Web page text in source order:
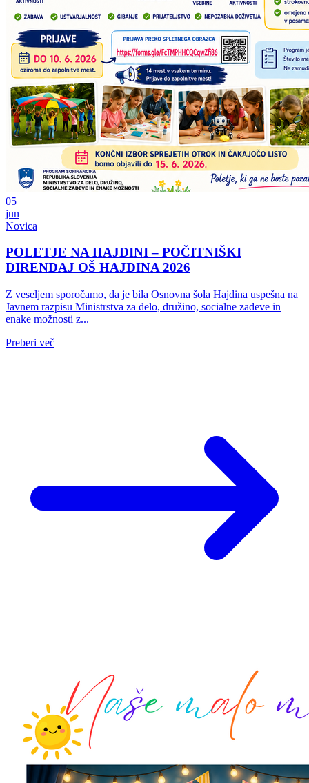
05
jun
Novica
POLETJE NA HAJDINI – POČITNIŠKI
DIRENDAJ OŠ HAJDINA 2026
Z veseljem sporočamo, da je bila Osnovna šola Hajdina uspešna na
Javnem razpisu Ministrstva za delo, družino, socialne zadeve in
enake možnosti z...
Preberi več